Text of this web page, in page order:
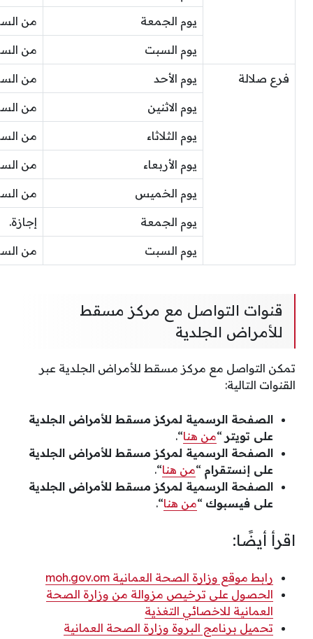
يوم الجمعة من الساعة 9 صباحًا إلى
يوم السبت من الساعة 10 صباحًا
فرع صلالة يوم الأحد من الساعة 10 صباحًا
يوم الاثنين من الساعة 10 صباحًا
يوم الثلاثاء من الساعة 10 صباحًا
يوم الأربعاء من الساعة 10 صباحًا
يوم الخميس من الساعة 10 صباحًا
يوم الجمعة إجازة.
يوم السبت من الساعة 10 صباحًا
قنوات التواصل مع مركز مسقط
للأمراض الجلدية
تمكن التواصل مع مركز مسقط للأمراض الجلدية عبر
القنوات التالية:
الصفحة الرسمية لمركز مسقط للأمراض الجلدية
على تويتر “من هنا“.
الصفحة الرسمية لمركز مسقط للأمراض الجلدية
على إنستقرام “من هنا“.
الصفحة الرسمية لمركز مسقط للأمراض الجلدية
على فيسبوك “من هنا“.
اقرأ أيضًا:
رابط موقع وزارة الصحة العمانية moh.gov.om
الحصول على ترخيص مزوالة من وزارة الصحة
العمانية للاخصائي التغذية
تحميل برنامج البروة وزارة الصحة العمانية